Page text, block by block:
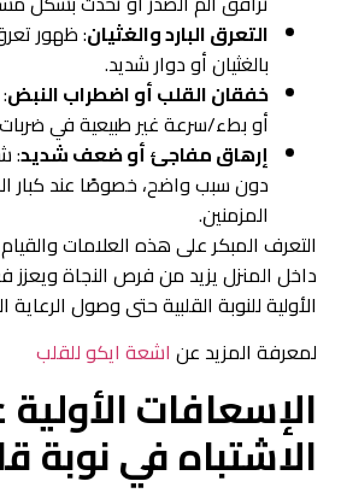
التعرق البارد والغثيان: ظهور
بالغثيان أو دوار شديد.
خفقان القلب أو اضطراب النبض
أو بطء/سرعة غير طبيعية في
إرهاق مفاجئ أو ضعف شديد:
دون سبب واضح، خصوصًا عند كبار
المزمنين.
التعرف المبكر على هذه العلامات والقيام
داخل المنزل يزيد من فرص النجاة ويعزز
الأولية للنوبة القلبية حتى وصول
لمعرفة المزيد عن اشعة ايكو للقلب
الإسعافات الأولية
الاشتباه في نوبة